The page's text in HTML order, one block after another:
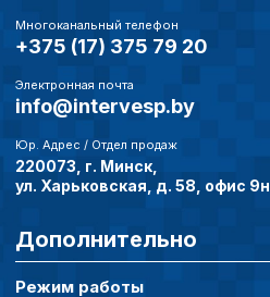
Многоканальный телефон
+375 (17) 375 79 20
Электронная почта
info@intervesp.by
Юр. Адрес / Отдел продаж
220073, г. Минск,
ул. Харьковская, д. 58, офис 9н
Дополнительно
Режим работы